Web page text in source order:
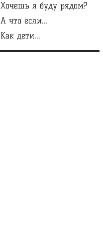
Хочешь я буду рядом?
А что если...
Как дети...